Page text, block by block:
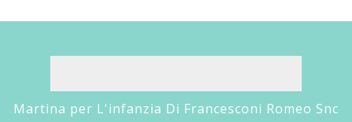
Martina per L'infanzia Di Francesconi Romeo Snc